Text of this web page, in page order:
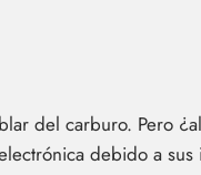
del carburo. Pero
debido a